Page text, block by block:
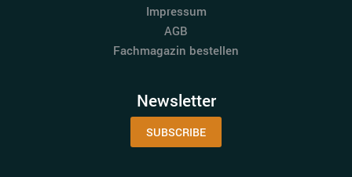
Impressum
AGB
Fachmagazin bestellen
Newsletter
SUBSCRIBE